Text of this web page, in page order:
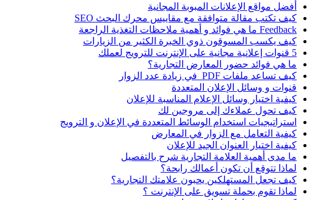
أفضل مواقع اﻹعلانات المبوبة المجانية
كيف تكتب مقالة متوافقة مع مقاييس محرك البحث SEO
Feedback ما هي فوائد و أهمية ملاحظات التغذية الراجعة
كيف يكسب المسوقون ذوي الخبرة الكثير من الزيارات
5 قنوات إعلانية مجانية على الإنترنت للترويج لعملك
ما هي فوائد حضور المعارض التجارية؟
كيف تساعد ملفات PDF في زيادة عدد الزوار
قنوات و وسائل الإعلان المتعددة
كيفية اختيار وسائل الإعلام المناسبة للإعلان
كيف تحول عملاءك إلى مروجين لك
استراتيجيات استخدام الوسائط المتعددة في الإعلان و الترويج
كيفية التعامل مع الزوار في المعارض
كيفية اختيار العنوان الجيد للإعلان
ما مدى أهمية العلامة التجارية شرح بالتفصيل
لماذا تتوقع أن تكون أعمالك رابحة؟
كيف تجعل المستهلكين يحبون علامتك التجارية؟
لماذا تقوم بحملة تسويق على الإنترنت ؟